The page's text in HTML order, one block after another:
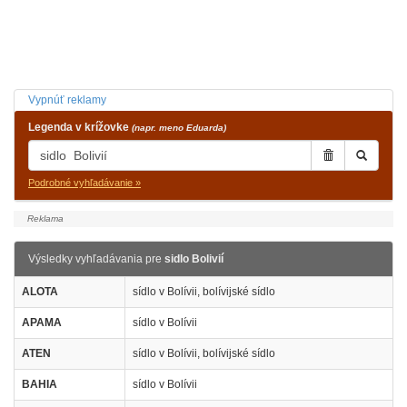
Vypnúť reklamy
Legenda v krížovke (napr. meno Eduarda)
Podrobné vyhľadávanie »
Výsledky vyhľadávania pre sidlo Bolivií
ALOTA sídlo v Bolívii, bolívijské sídlo
APAMA sídlo v Bolívii
ATEN sídlo v Bolívii, bolívijské sídlo
BAHIA sídlo v Bolívii